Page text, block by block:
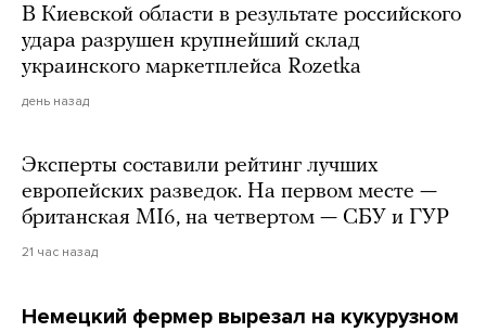
В Киевской области в результате российского
удара разрушен крупнейший склад
украинского маркетплейса Rozetka
день назад
Эксперты составили рейтинг лучших
европейских разведок. На первом месте —
британская MI6, на четвертом — СБУ и ГУР
21 час назад
Немецкий фермер вырезал на кукурузном